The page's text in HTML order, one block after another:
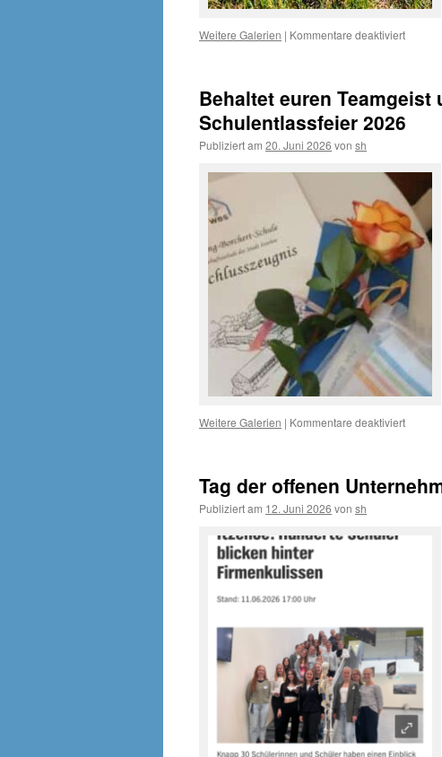
Weitere Galerien | Kommentare deaktiviertfür
gute
bei
Behaltet euren
Schulentlassfeier 2026
Publiziert am 20. Juni 2026 von sh
Weitere Galerien | Kommentare deaktiviertfür
und
Tag der offenen
Publiziert am 12. Juni 2026 von sh